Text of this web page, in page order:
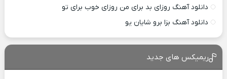
دانلود آهنگ روزای بد برای من روزای خوب برای تو
دانلود آهنگ بزا برو شایان یو
ریمیکس های جدید